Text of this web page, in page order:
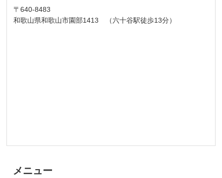
〒640-8483
和歌山県和歌山市園部1413 （六十谷駅徒歩13分）
メニュー